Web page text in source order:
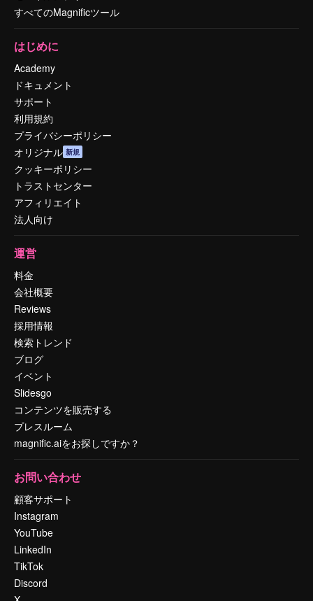
すべてのMagnificツール
はじめに
Academy
ドキュメント
サポート
利用規約
プライバシーポリシー
オリジナル 新規
クッキーポリシー
トラストセンター
アフィリエイト
法人向け
運営
料金
会社概要
Reviews
採用情報
検索トレンド
ブログ
イベント
Slidesgo
コンテンツを販売する
プレスルーム
magnific.aiをお探しですか？
お問い合わせ
顧客サポート
Instagram
YouTube
LinkedIn
TikTok
Discord